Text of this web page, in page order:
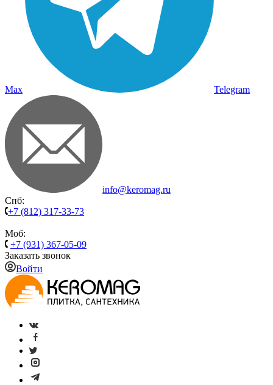
Max Telegram
info@keromag.ru
Спб:
+7 (812) 317-33-73
Моб:
+7 (931) 367-05-09
Заказать звонок
Войти